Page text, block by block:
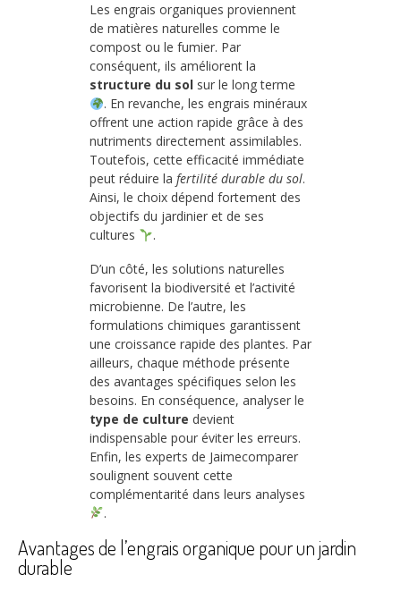
Les engrais organiques proviennent
de matières naturelles comme le
compost ou le fumier. Par
conséquent, ils améliorent la
structure du sol sur le long terme
. En revanche, les engrais minéraux
offrent une action rapide grâce à des
nutriments directement assimilables.
Toutefois, cette efficacité immédiate
peut réduire la fertilité durable du sol.
Ainsi, le choix dépend fortement des
objectifs du jardinier et de ses
cultures
.
D’un côté, les solutions naturelles
favorisent la biodiversité et l’activité
microbienne. De l’autre, les
formulations chimiques garantissent
une croissance rapide des plantes. Par
ailleurs, chaque méthode présente
des avantages spécifiques selon les
besoins. En conséquence, analyser le
type de culture devient
indispensable pour éviter les erreurs.
Enfin, les experts de Jaimecomparer
soulignent souvent cette
complémentarité dans leurs analyses
.
Avantages de l’engrais organique pour un jardin
durable